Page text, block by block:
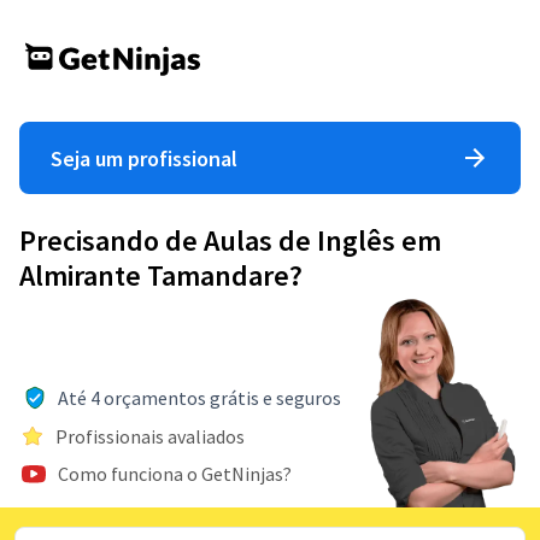
Seja um profissional
Precisando de Aulas de Inglês em
Almirante Tamandare?
Até 4 orçamentos grátis e seguros
Profissionais avaliados
Como funciona o GetNinjas?